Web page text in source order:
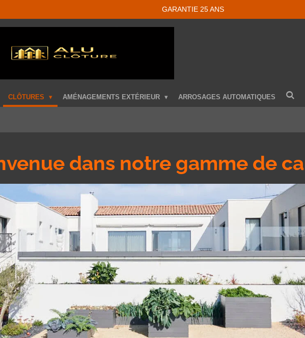
GARANTIE 25 ANS
CLÔTURES AMÉNAGEMENTS EXTÉRIEUR ARROSAGES AUTOMATIQUES
dans notre gamme de